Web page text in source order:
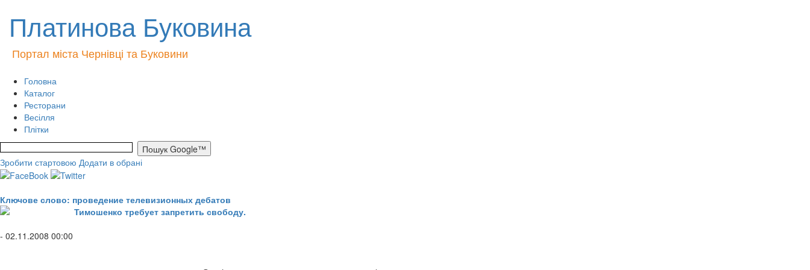
Платинова Буковина
Портал міста Чернівці та Буковини
Головна
Каталог
Ресторани
Весілля
Плітки
Зробити стартовою Додати в обрані
Ключове слово: проведение телевизионных дебатов
Тимошенко требует запретить свободу.
- 02.11.2008 00:00